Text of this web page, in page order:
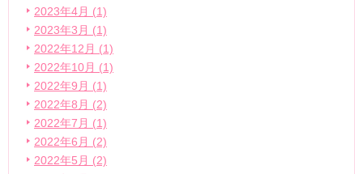
2023年4月 (1)
2023年3月 (1)
2022年12月 (1)
2022年10月 (1)
2022年9月 (1)
2022年8月 (2)
2022年7月 (1)
2022年6月 (2)
2022年5月 (2)